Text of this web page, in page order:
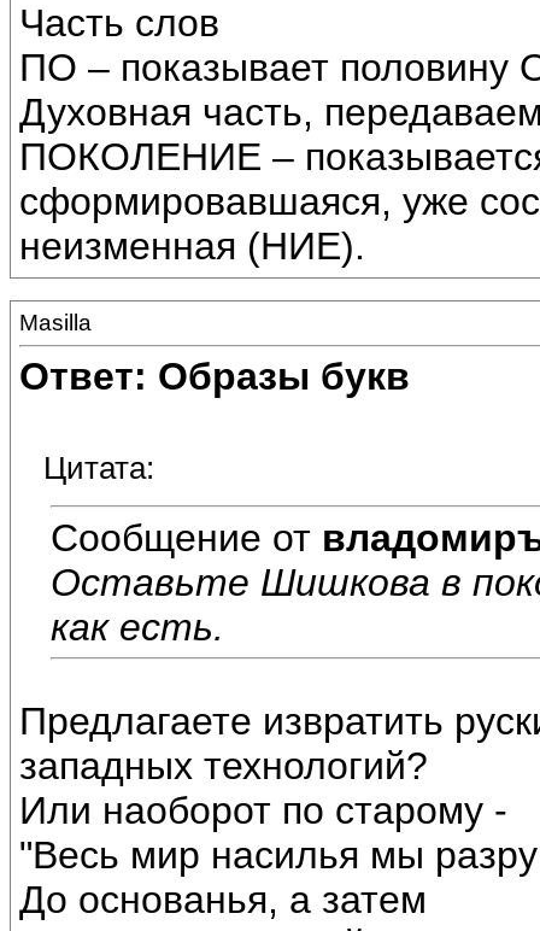
Часть слов
ПО – показывает половину
Духовная часть,
ПОКОЛЕНИЕ –
сформировавшаяся, уже
неизменная (НИЕ).
Masilla
Ответ: Образы букв
Цитата:
Сообщение от
Оставьте Шишкова в
как есть.
Предлагаете извратить
западных технологий?
Или наоборот по старому -
"Весь мир насилья мы
До основанья, а затем